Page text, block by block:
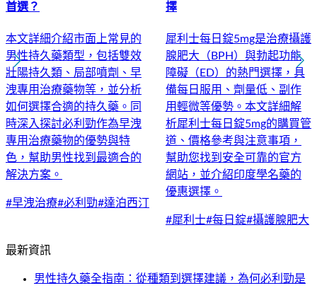
首選？
本文詳細介紹市面上常見的
男性持久藥類型，包括雙效
壯陽持久類、局部噴劑、早
洩專用治療藥物等，並分析
如何選擇合適的持久藥。同
時深入探討必利勁作為早洩
專用治療藥物的優勢與特
色，幫助男性找到最適合的
解決方案。
#早洩治療#必利勁#達泊西汀
擇
犀利士每日錠5mg是治療攝護
腺肥大（BPH）與勃起功能
障礙（ED）的熱門選擇，具
備每日服用、劑量低、副作
用輕微等優勢。本文詳細解
析犀利士每日錠5mg的購買管
道、價格參考與注意事項，
幫助您找到安全可靠的官方
網站，並介紹印度學名藥的
優惠選擇。
#犀利士#每日錠#攝護腺肥大
最新資訊
男性持久藥全指南：從種類到選擇建議，為何必利勁是